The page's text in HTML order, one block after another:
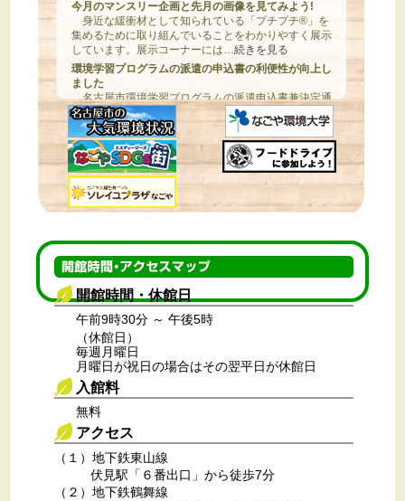
今月のマンスリー企画と先月の画像を見てみよう!
身近な緩衝材として知られている「プチプチ®」を
集めるために取り組んでいることをわかりやすく展示
しています。展示コーナーには…続きを見る
環境学習プログラムの派遣の申込書の利便性が向上し
ました
名古屋市環境学習プログラムの派遣申込書兼決定通
知書（以下「申込書」）のExcelデータを掲載しまし
た。申込書が簡単に…
続きを見る
令和8年7月24日
小型燃料電池車を作ろう!
燃料電池車を作ってみませんか？8月29日（土曜
日）にトヨタ自動車本社工場水素開発製造チームの協
力のもと、水素や…続きを見る
「プチプチ（R）」のリサイクルを楽しみませんか？
8月1日(土曜日)に、特別ワークショップ「『プチプ
チ（R）』のリサイクルを学ぼう！～アルミプチペッ
トボトルホルダーづくり～」を行います。このワーク
ショップは、「プチプチ（R）」のリサイクルを…
きを見る
自分だけのオリジナルクレヨンを作りませんか？
8月2日(日曜日)に、特別ワークショップ「使わなく
なったクレヨンでマーブルクレヨンを作ろう」を行い
ます。このワークショップでは、自分で作る世界にた
った1つだけの…続きを見る
空気をよくするロボットを作りませんか？
お部屋の空気の汚れで苦しむ人たちがいます。そこ
で、8月8日(土曜日)に特別ワークショップ「くうきを
よくする発明家になろう」を行います。このワークシ
ョップでは、その原因を学び、空気をよくするロボッ
トを…続きを見る
開館時間・休館日
午前9時30分 ～ 午後5時
（休館日）
毎週月曜日
月曜日が祝日の場合はその翌平日が休館日
入館料
無料
アクセス
（１）地下鉄東山線
伏見駅「６番出口」から徒歩7分
（２）地下鉄鶴舞線